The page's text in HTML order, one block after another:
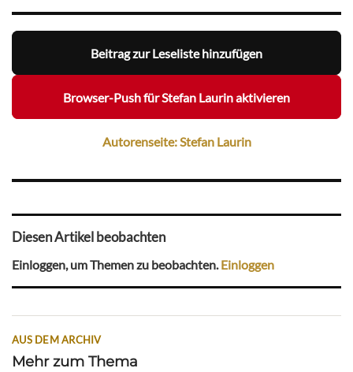
Beitrag zur Leseliste hinzufügen
Browser-Push für Stefan Laurin aktivieren
Autorenseite: Stefan Laurin
Diesen Artikel beobachten
Einloggen, um Themen zu beobachten.Einloggen
AUS DEM ARCHIV
Mehr zum Thema